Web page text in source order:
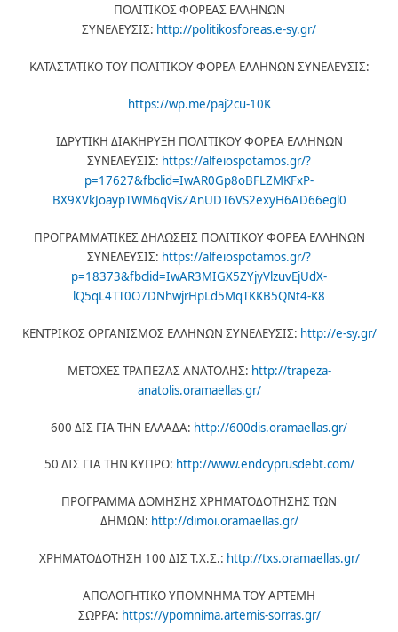
ΠΟΛΙΤΙΚΟΣ ΦΟΡΕΑΣ ΕΛΛΗΝΩΝ
ΣΥΝΕΛΕΥΣΙΣ: http://politikosforeas.e-sy.gr/
ΚΑΤΑΣΤΑΤΙΚΟ ΤΟΥ ΠΟΛΙΤΙΚΟΥ ΦΟΡΕΑ ΕΛΛΗΝΩΝ ΣΥΝΕΛΕΥΣΙΣ:
https://wp.me/paj2cu-10K
ΙΔΡΥΤΙΚΗ ΔΙΑΚΗΡΥΞΗ ΠΟΛΙΤΙΚΟΥ ΦΟΡΕΑ ΕΛΛΗΝΩΝ
ΣΥΝΕΛΕΥΣΙΣ: https://alfeiospotamos.gr/?
p=17627&fbclid=IwAR0Gp8oBFLZMKFxP-
BX9XVkJoaypTWM6qVisZAnUDT6VS2exyH6AD66egl0
ΠΡΟΓΡΑΜΜΑΤΙΚΕΣ ΔΗΛΩΣΕΙΣ ΠΟΛΙΤΙΚΟΥ ΦΟΡΕΑ ΕΛΛΗΝΩΝ
ΣΥΝΕΛΕΥΣΙΣ: https://alfeiospotamos.gr/?
p=18373&fbclid=IwAR3MIGX5ZYjyVlzuvEjUdX-
lQ5qL4TT0O7DNhwjrHpLd5MqTKKB5QNt4-K8
ΚΕΝΤΡΙΚΟΣ ΟΡΓΑΝΙΣΜΟΣ ΕΛΛΗΝΩΝ ΣΥΝΕΛΕΥΣΙΣ: http://e-sy.gr/
ΜΕΤΟΧΕΣ ΤΡΑΠΕΖΑΣ ΑΝΑΤΟΛΗΣ: http://trapeza-
anatolis.oramaellas.gr/
600 ΔΙΣ ΓΙΑ ΤΗΝ ΕΛΛΑΔΑ: http://600dis.oramaellas.gr/
50 ΔΙΣ ΓΙΑ ΤΗΝ ΚΥΠΡΟ: http://www.endcyprusdebt.com/
ΠΡΟΓΡΑΜΜΑ ΔΟΜΗΣΗΣ ΧΡΗΜΑΤΟΔΟΤΗΣΗΣ ΤΩΝ
ΔΗΜΩΝ: http://dimoi.oramaellas.gr/
ΧΡΗΜΑΤΟΔΟΤΗΣΗ 100 ΔΙΣ Τ.Χ.Σ.: http://txs.oramaellas.gr/
ΑΠΟΛΟΓΗΤΙΚΟ ΥΠΟΜΝΗΜΑ ΤΟΥ ΑΡΤΕΜΗ
ΣΩΡΡΑ: https://ypomnima.artemis-sorras.gr/